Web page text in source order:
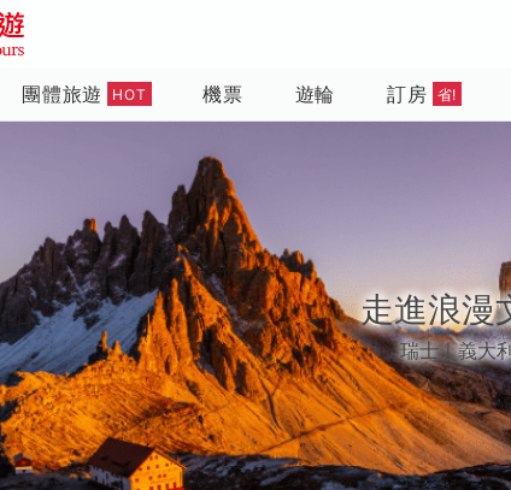
團體旅遊 HOT 機票 遊輪 訂房 省!
走進浪漫
瑞士｜義大